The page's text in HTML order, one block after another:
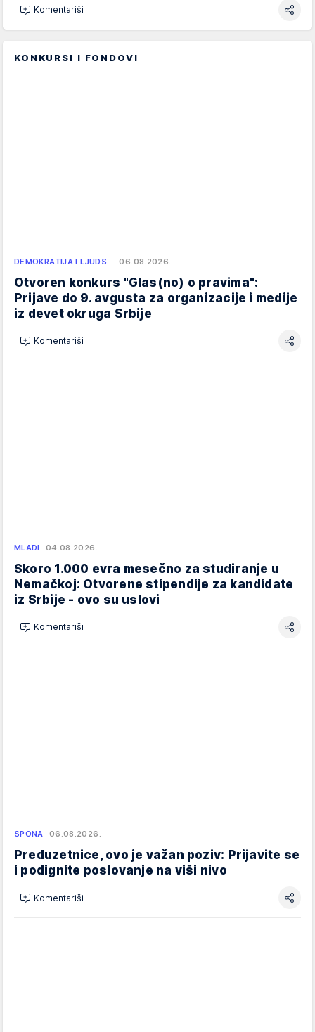
Komentariši
KONKURSI I FONDOVI
DEMOKRATIJA I LJUDS… 06.08.2026.
Otvoren konkurs "Glas(no) o pravima":
Prijave do 9. avgusta za organizacije i medije
iz devet okruga Srbije
Komentariši
MLADI 04.08.2026.
Skoro 1.000 evra mesečno za studiranje u
Nemačkoj: Otvorene stipendije za kandidate
iz Srbije - ovo su uslovi
Komentariši
SPONA 06.08.2026.
Preduzetnice, ovo je važan poziv: Prijavite se
i podignite poslovanje na viši nivo
Komentariši